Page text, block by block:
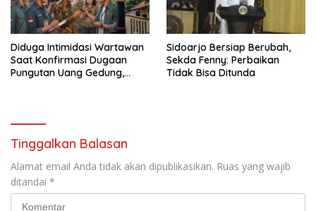
Diduga Intimidasi Wartawan
Saat Konfirmasi Dugaan
Pungutan Uang Gedung,
Sidoarjo Bersiap Berubah,
Sekda Fenny: Perbaikan
Tidak Bisa Ditunda
Tinggalkan Balasan
Alamat email Anda tidak akan dipublikasikan. Ruas yang wajib
ditandai *